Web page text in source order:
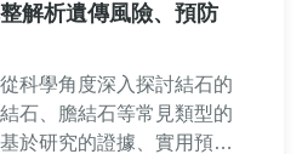
解析遺傳風險、預防
科學角度深入探討結石的
石、膽結石等常見類型的
於研究的證據、實用預防